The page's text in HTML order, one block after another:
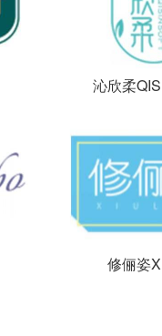
沁欣柔
修俪姿